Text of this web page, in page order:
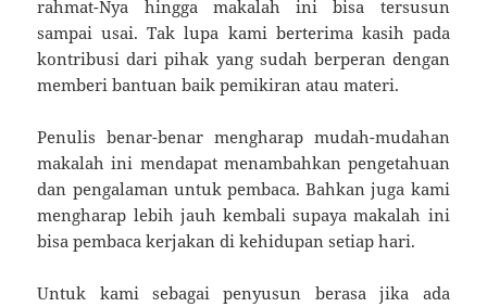
rahmat-Nya hingga makalah ini bisa tersusun
sampai usai. Tak lupa kami berterima kasih pada
kontribusi dari pihak yang sudah berperan dengan
memberi bantuan baik pemikiran atau materi.
Penulis benar-benar mengharap mudah-mudahan
makalah ini mendapat menambahkan pengetahuan
dan pengalaman untuk pembaca. Bahkan juga kami
mengharap lebih jauh kembali supaya makalah ini
bisa pembaca kerjakan di kehidupan setiap hari.
Untuk kami sebagai penyusun berasa jika ada